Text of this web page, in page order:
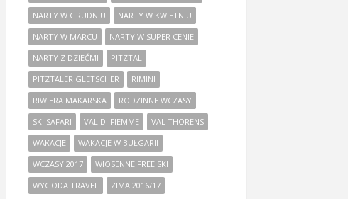
NARTY W GRUDNIU
NARTY W KWIETNIU
NARTY W MARCU
NARTY W SUPER CENIE
NARTY Z DZIEĆMI
PITZTAL
PITZTALER GLETSCHER
RIMINI
RIWIERA MAKARSKA
RODZINNE WCZASY
SKI SAFARI
VAL DI FIEMME
VAL THORENS
WAKACJE
WAKACJE W BUŁGARII
WCZASY 2017
WIOSENNE FREE SKI
WYGODA TRAVEL
ZIMA 2016/17